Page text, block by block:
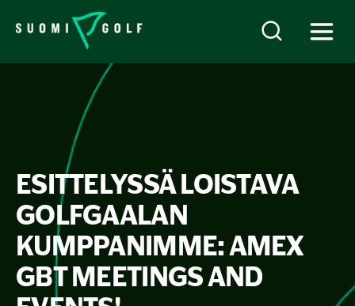
ESITTELYSSÄ LOISTAVA
GOLFGAALAN
KUMPPANIMME: AMEX
GBT MEETINGS AND